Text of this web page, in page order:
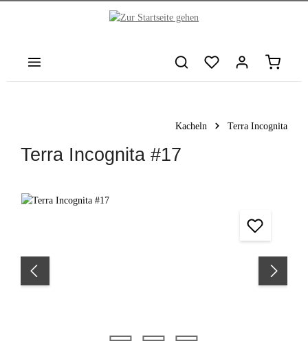
Kacheln Terra Incognita
Terra Incognita #17
Bildergalerie überspringen